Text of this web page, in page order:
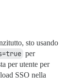
sto usando
per
per utente per
SSO nella